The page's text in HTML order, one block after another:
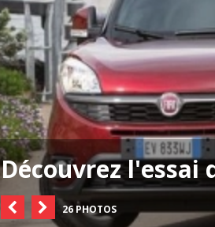
Découvrez l'essai
26 PHOTOS